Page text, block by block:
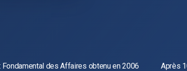
Fondamental des Affaires obtenu en 2006
Après